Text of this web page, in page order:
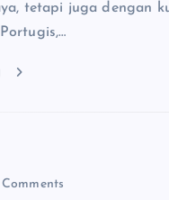
tetapi juga dengan
Comments